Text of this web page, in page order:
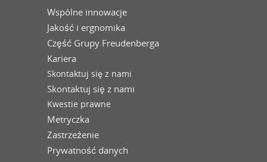
Wspólne innowacje
Jakość i ergnomika
Część Grupy Freudenberga
Kariera
Skontaktuj się z nami
Skontaktuj się z nami
Kwestie prawne
Metryczka
Zastrzeżenie
Prywatność danych